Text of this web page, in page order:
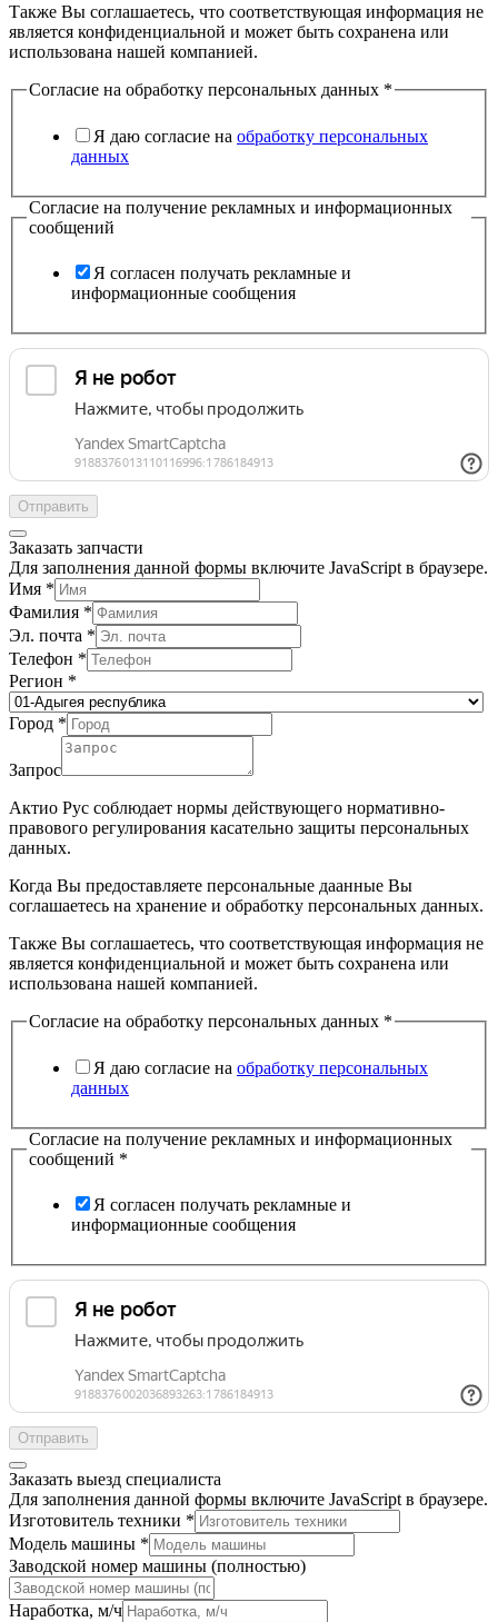
Также Вы соглашаетесь, что соответствующая информация не
является конфиденциальной и может быть сохранена или
использована нашей компанией.
Согласие на обработку персональных данных *
Я даю согласие на обработку персональных
данных
Согласие на получение рекламных и информационных
сообщений
Я согласен получать рекламные и
информационные сообщения
Отправить
Заказать запчасти
Для заполнения данной формы включите JavaScript в браузере.
Имя *
Фамилия *
Эл. почта *
Телефон *
Регион *
Город *
Запрос
Актио Рус соблюдает нормы действующего нормативно-
правового регулирования касательно защиты персональных
данных.
Когда Вы предоставляете персональные даанные Вы
соглашаетесь на хранение и обработку персональных данных.
Также Вы соглашаетесь, что соответствующая информация не
является конфиденциальной и может быть сохранена или
использована нашей компанией.
Согласие на обработку персональных данных *
Я даю согласие на обработку персональных
данных
Согласие на получение рекламных и информационных
сообщений *
Я согласен получать рекламные и
информационные сообщения
Отправить
Заказать выезд специалиста
Для заполнения данной формы включите JavaScript в браузере.
Статус
Согласие
(полностью)
Изготовитель техники *
Модель машины *
Заводской номер машины (полностью)
Наработка, м/ч